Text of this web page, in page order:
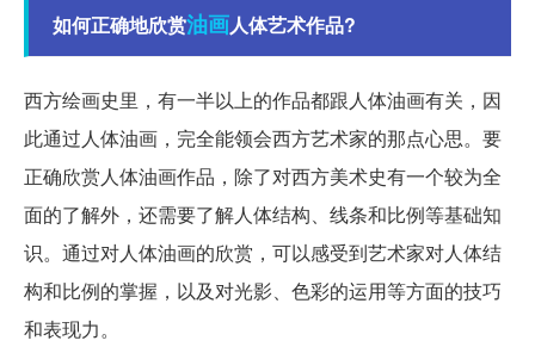
如何正确地欣赏油画人体艺术作品?
西方绘画史里，有一半以上的作品都跟人体油画有关，因
此通过人体油画，完全能领会西方艺术家的那点心思。要
正确欣赏人体油画作品，除了对西方美术史有一个较为全
面的了解外，还需要了解人体结构、线条和比例等基础知
识。通过对人体油画的欣赏，可以感受到艺术家对人体结
构和比例的掌握，以及对光影、色彩的运用等方面的技巧
和表现力。